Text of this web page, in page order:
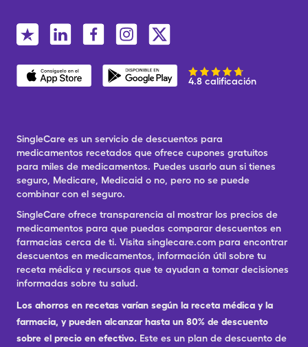
4.8 calificación
SingleCare es un servicio de descuentos para
medicamentos recetados que ofrece cupones gratuitos
para miles de medicamentos. Puedes usarlo aun si tienes
seguro, Medicare, Medicaid o no, pero no se puede
combinar con el seguro.
SingleCare ofrece transparencia al mostrar los precios de
medicamentos para que puedas comparar descuentos en
farmacias cerca de ti. Visita singlecare.com para encontrar
descuentos en medicamentos, información útil sobre tu
receta médica y recursos que te ayudan a tomar decisiones
informadas sobre tu salud.
Los ahorros en recetas varían según la receta médica y la
farmacia, y pueden alcanzar hasta un 80% de descuento
sobre el precio en efectivo. Este es un plan de descuento de